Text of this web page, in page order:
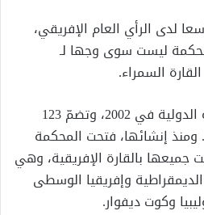
لدى الرأي العام الإفريقي،
ليست سوى وجها لـ
السمراء.
وتأسست المحكمة الجنائية الدولية في 2002، وتضمّ 123
إفريقيا. ومنذ إنشائها، فتحت المحكمة
تعلقت جميعها بالقارة الإفريقية، وهي
وإفريقيا الوسطى
وكوت ديفوار.